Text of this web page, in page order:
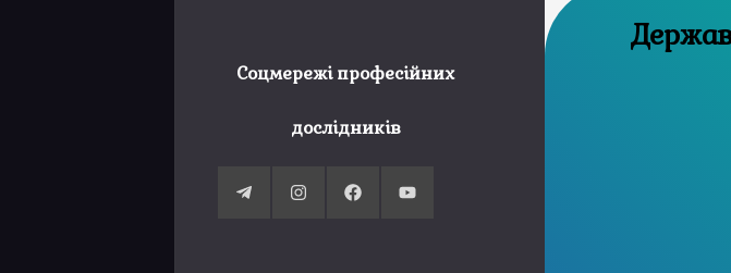
Соцмережі професійних
дослідників